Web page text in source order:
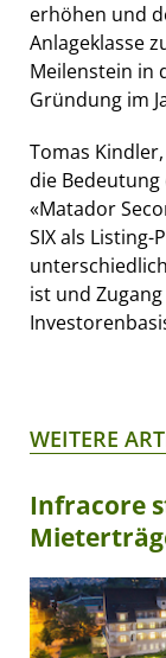
erhöhen und
Anlageklasse
Meilenstein in
Gründung im
Tomas
die
«Matador
SIX als
ist und
WEITERE
Infracore